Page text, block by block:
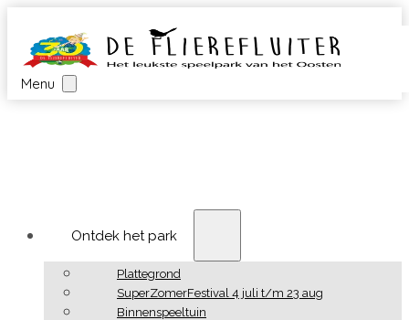
Menu
Ontdek het park
Plattegrond
SuperZomerFestival 4 juli t/m 23 aug
Binnenspeeltuin